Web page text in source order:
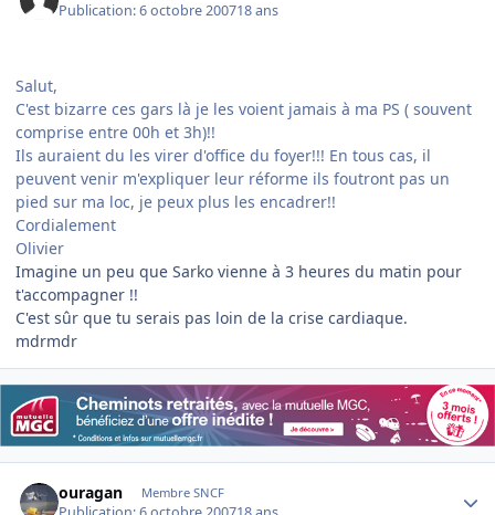
Publication:6 octobre 200718 ans
Salut,
C'est bizarre ces gars là je les voient jamais à ma PS ( souvent
comprise entre 00h et 3h)!!
Ils auraient du les virer d'office du foyer!!! En tous cas, il
peuvent venir m'expliquer leur réforme ils foutront pas un
pied sur ma loc, je peux plus les encadrer!!
Cordialement
Olivier
Imagine un peu que Sarko vienne à 3 heures du matin pour
t'accompagner !!
C'est sûr que tu serais pas loin de la crise cardiaque.
mdrmdr
ouragan Membre SNCF